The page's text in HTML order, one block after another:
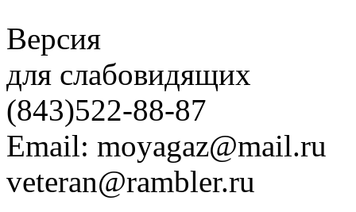
Версия
для слабовидящих
(843)522-88-87
Email: moyagaz@mail.ru
veteran@rambler.ru